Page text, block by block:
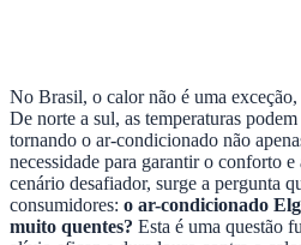
No Brasil, o calor não é uma
De norte a sul, as temperaturas
tornando o ar-condicionado não
necessidade para garantir o conforto
cenário desafiador, surge a pergunta
consumidores: o ar-condicionado
muito quentes? Esta é uma questão